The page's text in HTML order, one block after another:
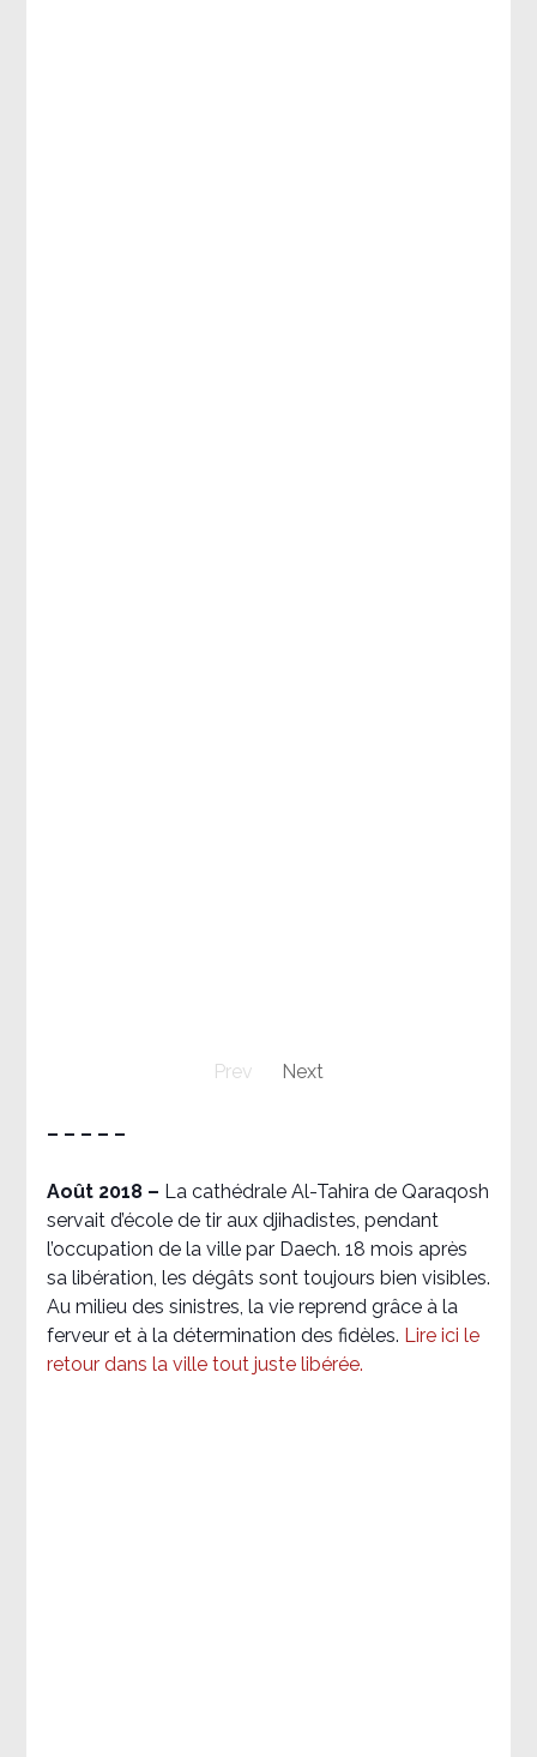
Prev Next
– – – – –
Août 2018 – La cathédrale Al-Tahira de Qaraqosh
servait d’école de tir aux djihadistes, pendant
l’occupation de la ville par Daech. 18 mois après
sa libération, les dégâts sont toujours bien visibles.
Au milieu des sinistres, la vie reprend grâce à la
ferveur et à la détermination des fidèles. Lire ici le
retour dans la ville tout juste libérée.